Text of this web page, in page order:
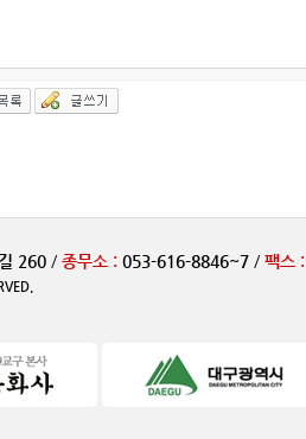
260 / 종무소 : 053-616-8846~7 / 팩스 :